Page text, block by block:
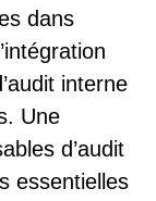
dans
interne
Une
d’audit
essentielles